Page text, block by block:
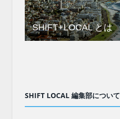
SHIFT+LOCAL とは
SHIFT LOCAL 編集部について